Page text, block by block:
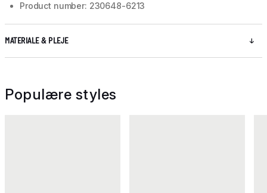
Product number: 230648-6213
MATERIALE & PLEJE
Populære styles